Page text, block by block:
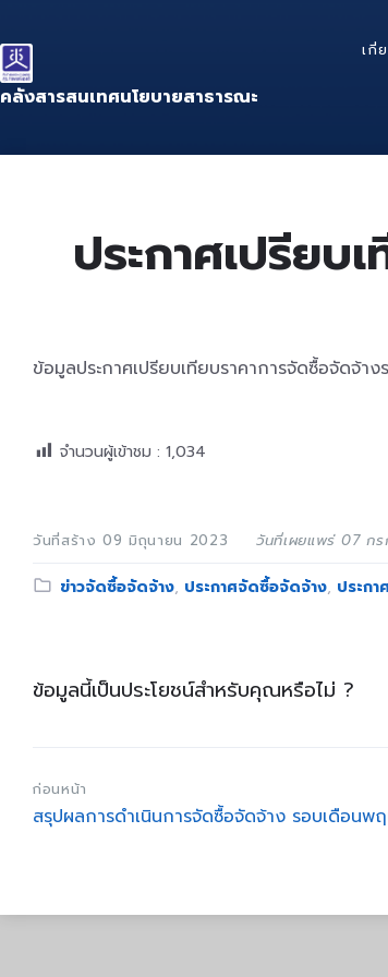
to
content
to
main
navigation
to
footer
คลังสารสนเทศนโยบายสาธารณะ
เกี่
ประกาศเปรียบ
ข้อมูลประกาศเปรียบเทียบราคาการจัดซื้อจัดจ้า
จำนวนผู้เข้าชม : 1,034
วันที่สร้าง 09 มิถุนายน 2023 วันที่เผยแพร่ 07 ก
Category:
ข่าวจัดซื้อจัดจ้าง, ประกาศจัดซื้อจัดจ้าง, ประก
ข้อมูลนี้เป็นประโยชน์สำหรับคุณหรือไม่ ?
ก่อนหน้า
สรุปผลการดำเนินการจัดซื้อจัดจ้าง รอบเดือน